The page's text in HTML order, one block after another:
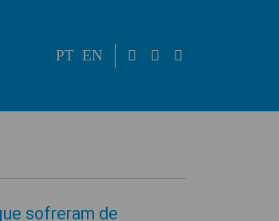
PT EN
sofreram de